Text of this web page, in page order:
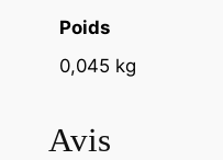
Poids
0,045 kg
Avis